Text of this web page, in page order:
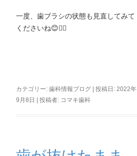
一度、歯ブラシの状態も見直してみて
くださいね😊👌🏻
カテゴリー:歯科情報ブログ | 投稿日:2022年
9月8日
|投稿者: コマキ歯科